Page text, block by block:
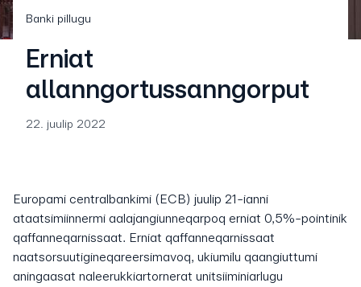
Banki pillugu
Erniat
allanngortussanngorput
22. juulip 2022
Europami centralbankimi (ECB) juulip 21-ianni
ataatsimiinnermi aalajangiunneqarpoq erniat 0,5%-pointinik
qaffanneqarnissaat. Erniat qaffanneqarnissaat
naatsorsuutigineqareersimavoq, ukiumilu qaangiuttumi
aningaasat naleerukkiartornerat unitsiiminiarlugu